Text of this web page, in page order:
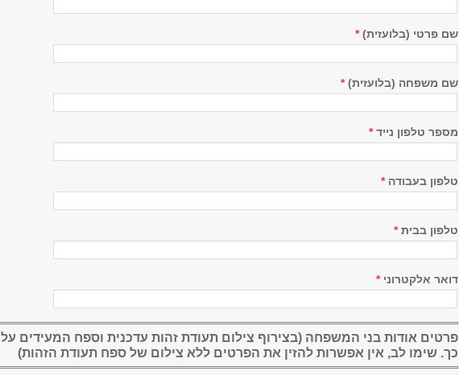
שם פרטי (בלועזית)*
שם משפחה (בלועזית)*
מספר טלפון נייד*
טלפון בעבודה*
טלפון בבית*
דואר אלקטרוני*
פרטים אודות בני המשפחה (בצירוף צילום תעודת זהות עדכנית וספח המעידים על
כך. שימו לב, אין אפשרות להזין את הפרטים ללא צילום של ספח תעודת הזהות)